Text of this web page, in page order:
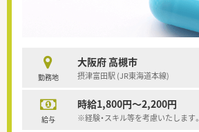
勤務地
大阪府 高槻市
摂津富田駅 (JR東海道本線)
給与
時給1,800円～2,200円
※経験・スキル等を考慮いたします。